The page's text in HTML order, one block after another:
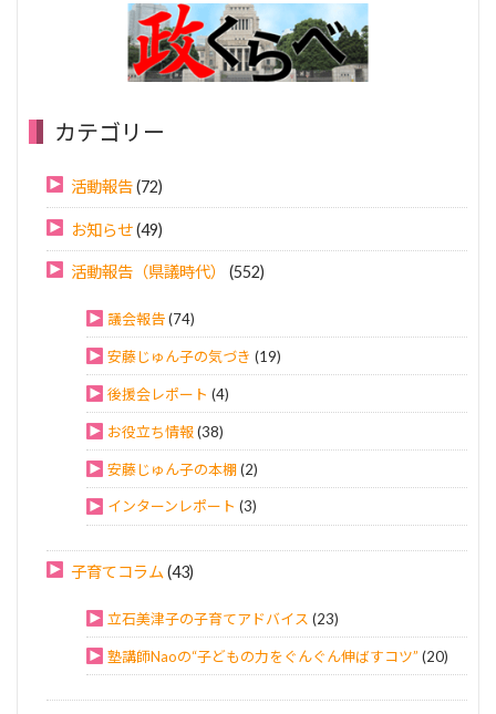
カテゴリー
活動報告(72)
お知らせ(49)
活動報告（県議時代） (552)
議会報告(74)
安藤じゅん子の気づき (19)
後援会レポート (4)
お役立ち情報(38)
安藤じゅん子の本棚(2)
インターンレポート (3)
子育てコラム (43)
立石美津子の子育てアドバイス (23)
塾講師Naoの“子どもの力をぐんぐん伸ばすコツ” (20)